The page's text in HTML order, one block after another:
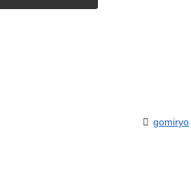
gomiryo